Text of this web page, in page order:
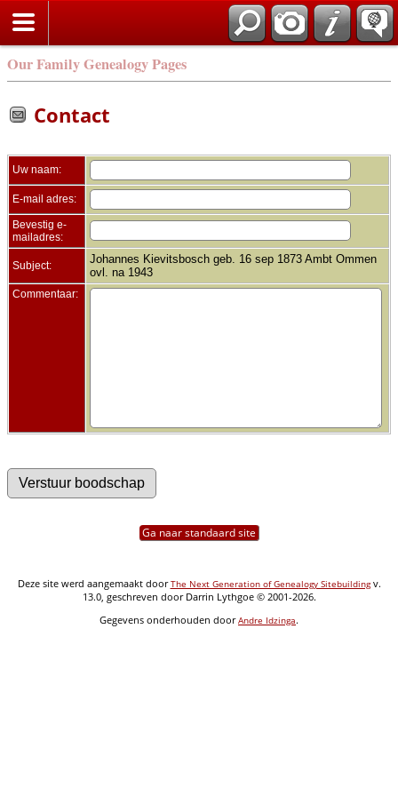
Our Family Genealogy Pages
Contact
Uw naam:
E-mail adres:
Bevestig e-
mailadres:
Subject:
Johannes Kievitsbosch geb. 16 sep 1873 Ambt Ommen
ovl. na 1943
Commentaar:
Ga naar standaard site
Deze site werd aangemaakt doorThe Next Generation of Genealogy Sitebuildingv.
13.0, geschreven door Darrin Lythgoe © 2001-2026.
Gegevens onderhouden doorAndre Idzinga.